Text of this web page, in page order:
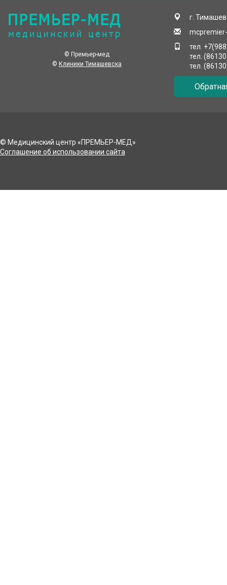
© Премьер-мед
© Клиники Тимашевска
г.
тел.
тел.
тел.
© Медицинский центр «ПРЕМЬЕР-МЕД»
Соглашение об использовании сайта